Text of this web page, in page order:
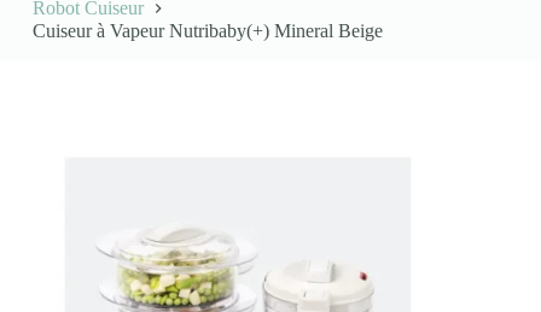
Robot Cuiseur
Cuiseur à Vapeur Nutribaby(+) Mineral Beige